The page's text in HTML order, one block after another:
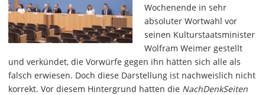
Wochenende in sehr
absoluter Wortwahl vor
seinen Kulturstaatsminister
Wolfram Weimer gestellt
und verkündet, die Vorwürfe gegen ihn hätten sich alle als
falsch erwiesen. Doch diese Darstellung ist nachweislich nicht
korrekt. Vor diesem Hintergrund hatten die NachDenkSeiten